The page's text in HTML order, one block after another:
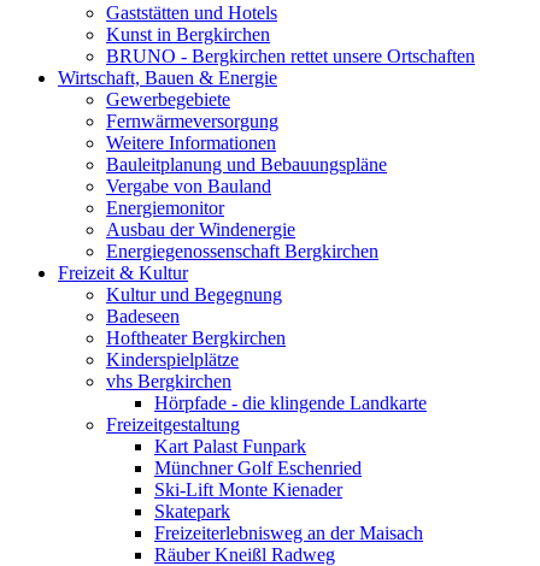
Gaststätten und Hotels
Kunst in Bergkirchen
BRUNO - Bergkirchen rettet unsere Ortschaften
Wirtschaft, Bauen & Energie
Gewerbegebiete
Fernwärmeversorgung
Weitere Informationen
Bauleitplanung und Bebauungspläne
Vergabe von Bauland
Energiemonitor
Ausbau der Windenergie
Energiegenossenschaft Bergkirchen
Freizeit & Kultur
Kultur und Begegnung
Badeseen
Hoftheater Bergkirchen
Kinderspielplätze
vhs Bergkirchen
Hörpfade - die klingende Landkarte
Freizeitgestaltung
Kart Palast Funpark
Münchner Golf Eschenried
Ski-Lift Monte Kienader
Skatepark
Freizeiterlebnisweg an der Maisach
Räuber Kneißl Radweg